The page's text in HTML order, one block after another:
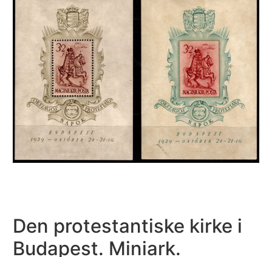
Den protestantiske kirke i
Budapest. Miniark.